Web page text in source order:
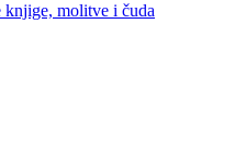
knjige, molitve i čuda